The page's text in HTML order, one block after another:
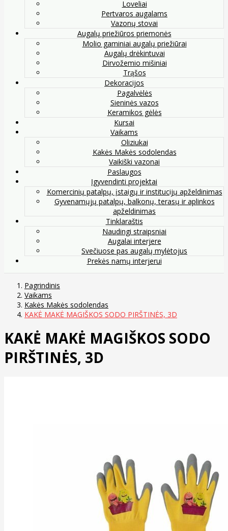
Loveliai
Pertvaros augalams
Vazonų stovai
Augalų priežiūros priemonės
Molio gaminiai augalų priežiūrai
Augalų drėkintuvai
Dirvožemio mišiniai
Trąšos
Dekoracijos
Pagalvėlės
Sieninės vazos
Keramikos gėlės
Kursai
Vaikams
Oliziukai
Kakės Makės sodolendas
Vaikiški vazonai
Paslaugos
Įgyvendinti projektai
Komercinių patalpų, įstaigų ir institucijų apželdinimas
Gyvenamųjų patalpų, balkonų, terasų ir aplinkos
apželdinimas
Tinklaraštis
Naudingi straipsniai
Augalai interjere
Svečiuose pas augalų mylėtojus
Prekės namų interjerui
Pagrindinis
Vaikams
Kakės Makės sodolendas
KAKĖ MAKĖ MAGIŠKOS SODO PIRŠTINĖS, 3D
KAKĖ MAKĖ MAGIŠKOS SODO
PIRŠTINĖS, 3D